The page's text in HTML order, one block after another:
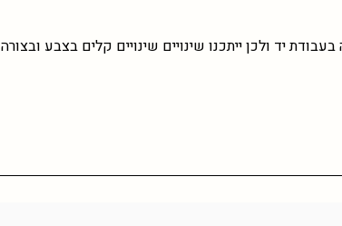
יד ולכן ייתכנו שינויים שינויים קלים בצבע ובצורה